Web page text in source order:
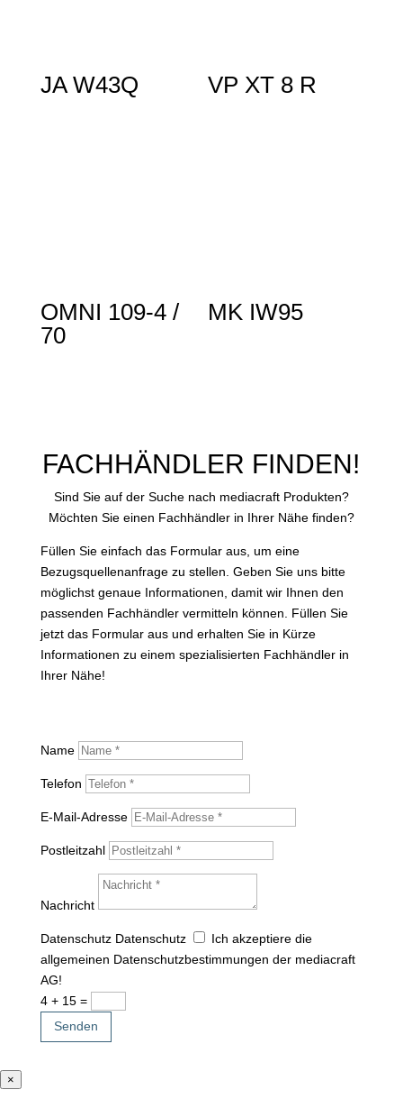
JA W43Q VP XT 8 R
OMNI 109-4 /
70
MK IW95
FACHHÄNDLER FINDEN!
Sind Sie auf der Suche nach mediacraft Produkten?
Möchten Sie einen Fachhändler in Ihrer Nähe finden?
Füllen Sie einfach das Formular aus, um eine
Bezugsquellenanfrage zu stellen. Geben Sie uns bitte
möglichst genaue Informationen, damit wir Ihnen den
passenden Fachhändler vermitteln können. Füllen Sie
jetzt das Formular aus und erhalten Sie in Kürze
Informationen zu einem spezialisierten Fachhändler in
Ihrer Nähe!
Name
Telefon
E-Mail-Adresse
Postleitzahl
Nachricht
Datenschutz Datenschutz
Ich akzeptiere die
allgemeinen Datenschutzbestimmungen der mediacraft
AG!
4 + 15=
Senden
×